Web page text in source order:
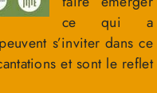
ce qui a
s’inviter dans ce
et sont le reflet